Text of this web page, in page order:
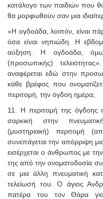
κατάλογο των παιδιών που
θα μορφωθούν σαν μια
«Η ογδοάδα, λοιπόν, είναι
όσα είναι νηπιώδη. Η
αύξηση. Η ογδοάδα,
(προσωπικής)
αναφέρεται εδώ στην
κάθε βρέφος που
περιτομή, την όγδοη ημέρα;
11. Η περιτομή της όγδοης
σαρκική στην
(μυστηριακή) περιτομή
συνεπάγεται την απόρριψη
εισέρχεται ο άνθρωπος με
της από την ονοματοδοσία
σε μια άλλη πνευματική
τελείωσή του. Ο άγιος
πατέρα του τον Θάρα για